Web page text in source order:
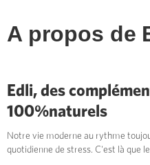
A propos de
Edli, des
100%naturels
Notre vie moderne au rythme
quotidienne de stress. C'est là que